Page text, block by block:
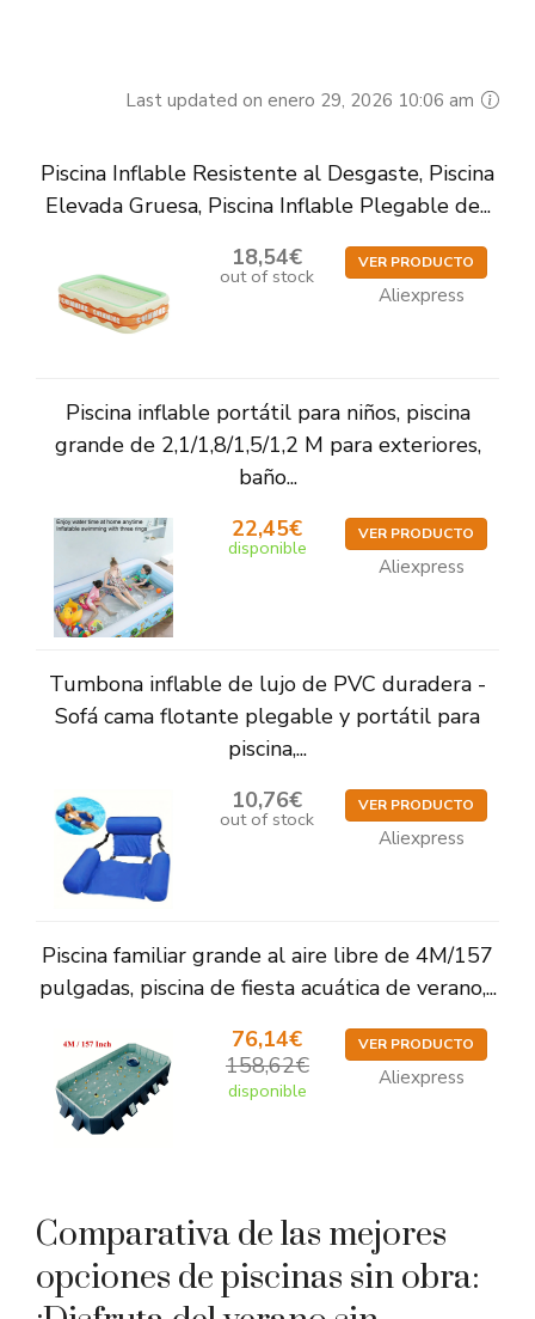
Last updated on enero 29, 2026 10:06 am
Piscina Inflable Resistente al Desgaste, Piscina
Elevada Gruesa, Piscina Inflable Plegable de...
18,54€
out of stock
VER PRODUCTO
Aliexpress
Piscina inflable portátil para niños, piscina
grande de 2,1/1,8/1,5/1,2 M para exteriores,
baño...
22,45€
disponible
VER PRODUCTO
Aliexpress
Tumbona inflable de lujo de PVC duradera -
Sofá cama flotante plegable y portátil para
piscina,...
10,76€
out of stock
VER PRODUCTO
Aliexpress
Piscina familiar grande al aire libre de 4M/157
pulgadas, piscina de fiesta acuática de verano,...
76,14€
158,62€
disponible
VER PRODUCTO
Aliexpress
Comparativa de las mejores
opciones de piscinas sin obra: